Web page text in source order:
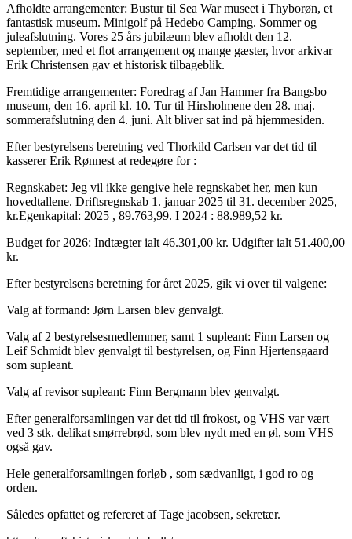
Afholdte arrangementer: Bustur til Sea War museet i Thyborøn, et
fantastisk museum. Minigolf på Hedebo Camping. Sommer og
juleafslutning. Vores 25 års jubilæum blev afholdt den 12.
september, med et flot arrangement og mange gæster, hvor arkivar
Erik Christensen gav et historisk tilbageblik.
Fremtidige arrangementer: Foredrag af Jan Hammer fra Bangsbo
museum, den 16. april kl. 10. Tur til Hirsholmene den 28. maj.
sommerafslutning den 4. juni. Alt bliver sat ind på hjemmesiden.
Efter bestyrelsens beretning ved Thorkild Carlsen var det tid til
kasserer Erik Rønnest at redegøre for :
Regnskabet: Jeg vil ikke gengive hele regnskabet her, men kun
hovedtallene. Driftsregnskab 1. januar 2025 til 31. december 2025,
kr.Egenkapital: 2025 , 89.763,99. I 2024 : 88.989,52 kr.
Budget for 2026: Indtægter ialt 46.301,00 kr. Udgifter ialt 51.400,00
kr.
Efter bestyrelsens beretning for året 2025, gik vi over til valgene:
Valg af formand: Jørn Larsen blev genvalgt.
Valg af 2 bestyrelsesmedlemmer, samt 1 supleant: Finn Larsen og
Leif Schmidt blev genvalgt til bestyrelsen, og Finn Hjertensgaard
som supleant.
Valg af revisor supleant: Finn Bergmann blev genvalgt.
Efter generalforsamlingen var det tid til frokost, og VHS var vært
ved 3 stk. delikat smørrebrød, som blev nydt med en øl, som VHS
også gav.
Hele generalforsamlingen forløb , som sædvanligt, i god ro og
orden.
Således opfattet og refereret af Tage jacobsen, sekretær.